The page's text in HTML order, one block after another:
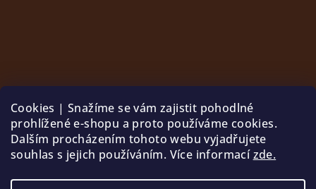
Cookies | Snažíme se vám zajistit pohodlné
prohlížené e-shopu a proto používáme cookies.
Dalším procházením tohoto webu vyjadřujete
souhlas s jejich používáním. Více informacízde.